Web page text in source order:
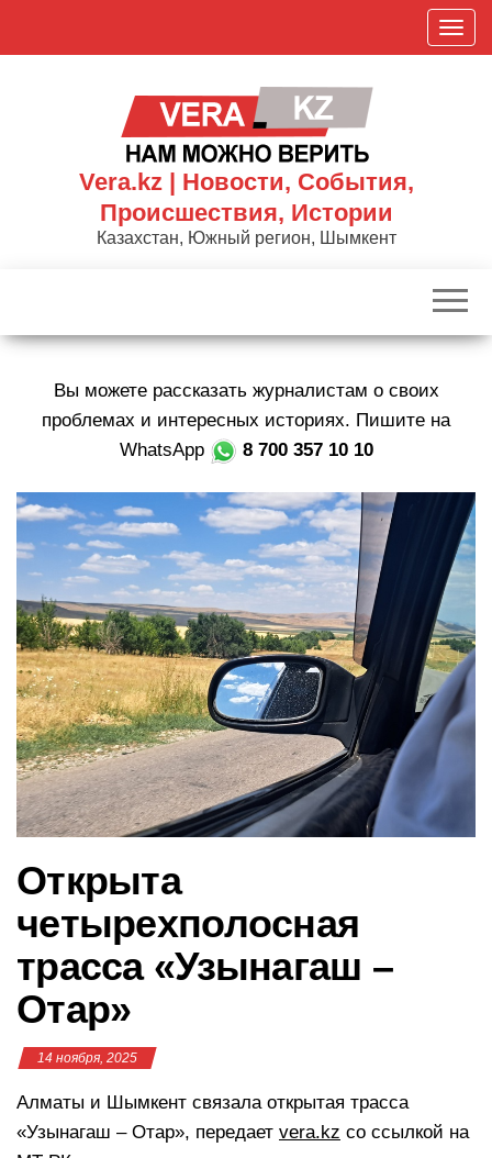
П
о
к
р
г
а
и
ю
Vera.kz | Новости, События,
Происшествия, Истории
Казахстан, Южный регион, Шымкент
Вы можете рассказать журналистам о своих
проблемах и интересных историях. Пишите на
WhatsApp
8 700 357 10 10
Открыта
четырехполосная
трасса «Узынагаш –
Отар»
14 ноября, 2025
Алматы и Шымкент связала открытая трасса
«Узынагаш – Отар», передает vera.kz со ссылкой на